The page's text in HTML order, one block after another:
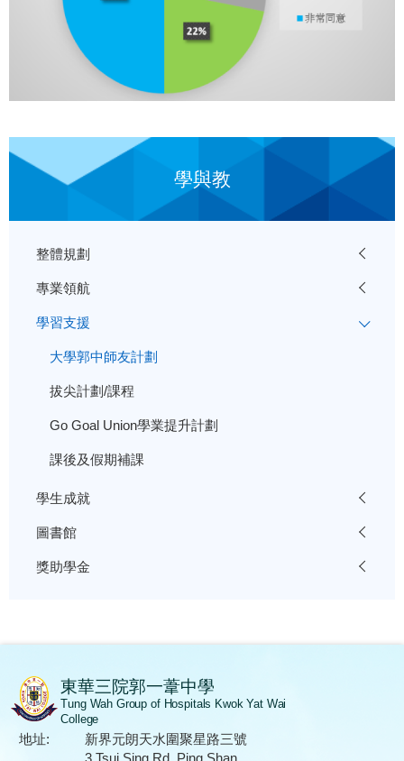
學與教
整體規劃
專業領航
學習支援
大學郭中師友計劃
拔尖計劃/課程
Go Goal Union學業提升計劃
課後及假期補課
學生成就
圖書館
獎助學金
東華三院郭一葦中學
Tung Wah Group of Hospitals Kwok Yat Wai
College
地址:
新界元朗天水圍聚星路三號
3 Tsui Sing Rd, Ping Shan